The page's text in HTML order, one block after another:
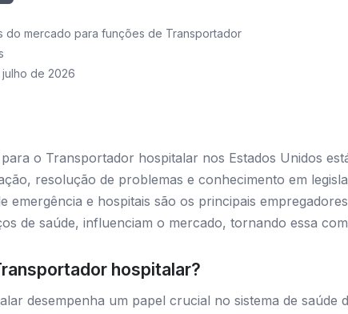
do mercado para funções de Transportador
de 2026
o Transportador hospitalar nos Estados Unidos
resolução de problemas e conhecimento em
emergência e hospitais são os principais
de saúde, influenciam o mercado, tornando essa
hospitalar?
desempenha um papel crucial no sistema de